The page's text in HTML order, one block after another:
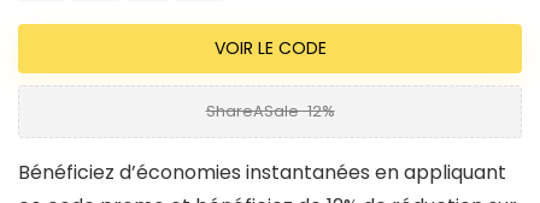
VOIR LE CODE
ShareASale-12%
Bénéficiez d’économies instantanées en appliquant